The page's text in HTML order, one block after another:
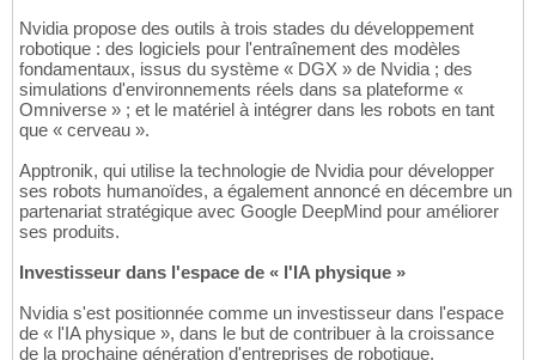
Nvidia propose des outils à trois stades du développement
robotique : des logiciels pour l'entraînement des modèles
fondamentaux, issus du système « DGX » de Nvidia ; des
simulations d'environnements réels dans sa plateforme «
Omniverse » ; et le matériel à intégrer dans les robots en tant
que « cerveau ».
Apptronik, qui utilise la technologie de Nvidia pour développer
ses robots humanoïdes, a également annoncé en décembre un
partenariat stratégique avec Google DeepMind pour améliorer
ses produits.
Investisseur dans l'espace de « l'IA physique »
Nvidia s'est positionnée comme un investisseur dans l'espace
de « l'IA physique », dans le but de contribuer à la croissance
de la prochaine génération d'entreprises de robotique.